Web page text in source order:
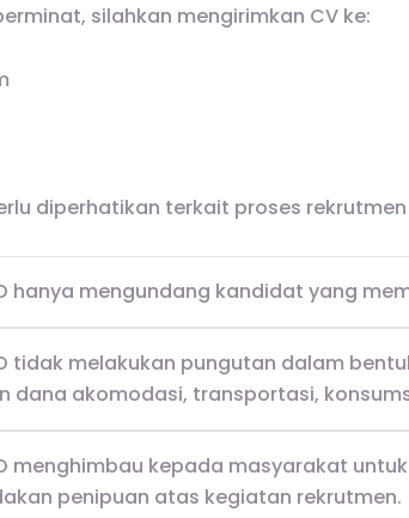
silahkan mengirimkan CV ke:
diperhatikan terkait proses rekrutmen
hanya mengundang kandidat yang
tidak melakukan pungutan dalam
dana akomodasi, transportasi,
menghimbau kepada masyarakat
penipuan atas kegiatan rekrutmen.